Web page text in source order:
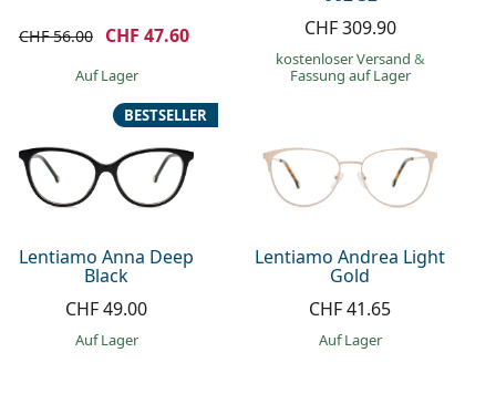
CHF 56.00 CHF 47.60
auf Lager
CHF 309.90
kostenloser Versand &
Fassung auf Lager
Lentiamo Anna Deep
Black
BESTSELLER
CHF 49.00
auf Lager
Lentiamo Andrea Light
Gold
CHF 41.65
auf Lager